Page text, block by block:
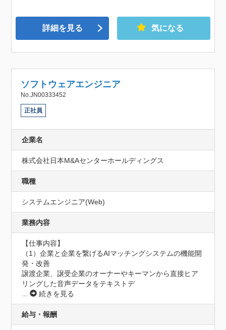
詳細を見る 気になる
ソフトウェアエンジニア
No.JN00333452
正社員
企業名
株式会社日本M&Aセンターホールディングス
職種
システムエンジニア(Web)
業務内容
【仕事内容】
（1）企業と企業を繋げるAIマッチングシステムの機能開
発・改善
譲渡企業、譲受企業のオーナーやキーマンから直接ヒア
リングした音声データをテキストデ
...
続きを見る
給与・報酬